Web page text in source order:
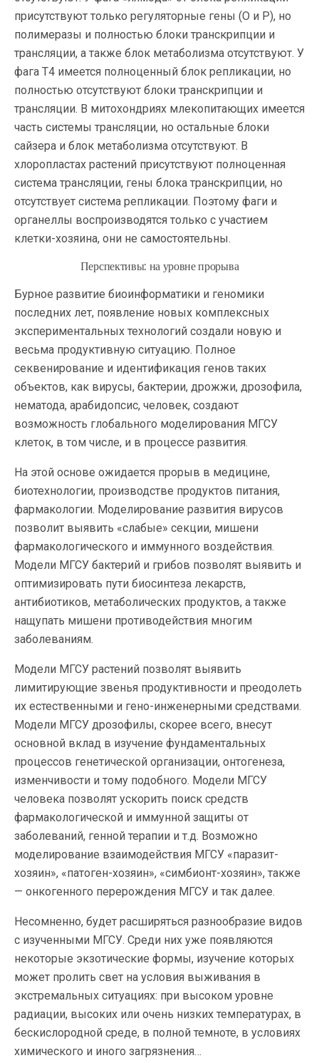
присутствуют только регуляторные гены (О и Р), но
полимеразы и полностью блоки транскрипции и
трансляции, а также блок метаболизма отсутствуют. У
фага Т4 имеется полноценный блок репликации, но
полностью отсутствуют блоки транскрипции и
трансляции. В митохондриях млекопитающих имеется
часть системы трансляции, но остальные блоки
сайзера и блок метаболизма отсутствуют. В
хлоропластах растений присутствуют полноценная
система трансляции, гены блока транскрипции, но
отсутствует система репликации. Поэтому фаги и
органеллы воспроизводятся только с участием
клетки-хозяина, они не самостоятельны.
Перспективы: на уровне прорыва
Бурное развитие биоинформатики и геномики
последних лет, появление новых комплексных
экспериментальных технологий создали новую и
весьма продуктивную ситуацию. Полное
секвенирование и идентификация генов таких
объектов, как вирусы, бактерии, дрожжи, дрозофила,
нематода, арабидопсис, человек, создают
возможность глобального моделирования МГСУ
клеток, в том числе, и в процессе развития.
На этой основе ожидается прорыв в медицине,
биотехнологии, производстве продуктов питания,
фармакологии. Моделирование развития вирусов
позволит выявить «слабые» секции, мишени
фармакологического и иммунного воздействия.
Модели МГСУ бактерий и грибов позволят выявить и
оптимизировать пути биосинтеза лекарств,
антибиотиков, метаболических продуктов, а также
нащупать мишени противодействия многим
заболеваниям.
Модели МГСУ растений позволят выявить
лимитирующие звенья продуктивности и преодолеть
их естественными и гено-инженерными средствами.
Модели МГСУ дрозофилы, скорее всего, внесут
основной вклад в изучение фундаментальных
процессов генетической организации, онтогенеза,
изменчивости и тому подобного. Модели МГСУ
человека позволят ускорить поиск средств
фармакологической и иммунной защиты от
заболеваний, генной терапии и т.д. Возможно
моделирование взаимодействия МГСУ «паразит-
хозяин», «патоген-хозяин», «симбионт-хозяин», также
— онкогенного перерождения МГСУ и так далее.
Несомненно, будет расширяться разнообразие видов
с изученными МГСУ. Среди них уже появляются
некоторые экзотические формы, изучение которых
может пролить свет на условия выживания в
экстремальных ситуациях: при высоком уровне
радиации, высоких или очень низких температурах, в
бескислородной среде, в полной темноте, в условиях
химического и иного загрязнения…